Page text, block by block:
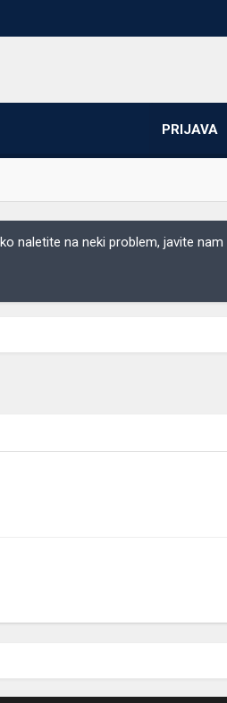
PRIJAVA
naletite na neki problem, javite nam